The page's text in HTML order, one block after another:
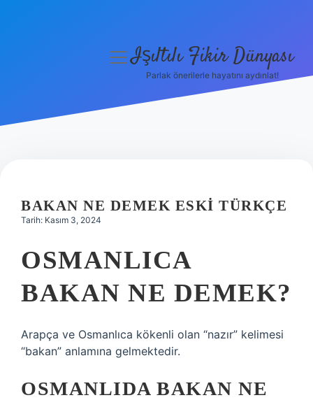
menüyüIşıltılı Fikir Dünyası
Parlak önerilerle hayatını aydınlat!
BAKAN NE DEMEK ESKI TÜRKÇE
Tarih: Kasım 3, 2024
OSMANLICA
BAKAN NE DEMEK?
Arapça ve Osmanlıca kökenli olan “nazır” kelimesi
“bakan” anlamına gelmektedir.
OSMANLIDA BAKAN NE